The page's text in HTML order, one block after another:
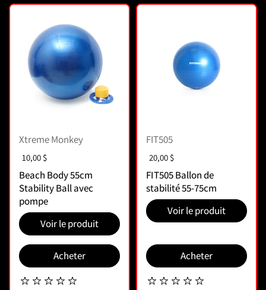
Xtreme Monkey
Prix :
10,00 $
Beach Body 55cm
Stability Ball avec
pompe
Voir le produit
Acheter
FIT505
Prix :
20,00 $
FIT505 Ballon de
stabilité 55-75cm
Voir le produit
Acheter